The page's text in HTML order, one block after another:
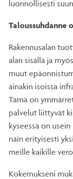
luonnollisesti
Taloussuhdanne
Rakennusalan
alan sisällä ja
muut
ainakin isoissa
Tämä on
palvelut liittyvät
kyseessä on
näin erityisesti
meille kaikille
Kokemukseni